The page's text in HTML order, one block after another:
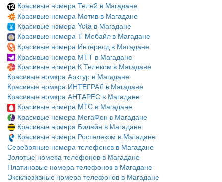
Красивые номера Теле2 в Магадане
Красивые номера Мотив в Магадане
Красивые номера Yota в Магадане
Красивые номера Т-Мобайл в Магадане
Красивые номера Интернод в Магадане
Красивые номера МТТ в Магадане
Красивые номера К Телеком в Магадане
Красивые номера Арктур в Магадане
Красивые номера ИНТЕГРАЛ в Магадане
Красивые номера АНТАРЕС в Магадане
Красивые номера MTC в Магадане
Красивые номера МегаФон в Магадане
Красивые номера Билайн в Магадане
Красивые номера Ростелеком в Магадане
Серебряные номера телефонов в Магадане
Золотые номера телефонов в Магадане
Платиновые номера телефонов в Магадане
Эксклюзивные номера телефонов в Магадане